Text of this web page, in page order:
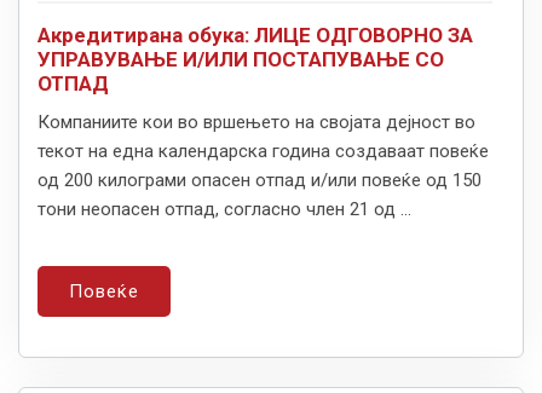
Акредитирана обука: ЛИЦЕ ОДГОВОРНО ЗА
УПРАВУВАЊЕ И/ИЛИ ПОСТАПУВАЊЕ СО
ОТПАД
Компаниите кои во вршењето на својата дејност во
текот на една календарска година создаваат повеќе
од 200 килограми опасен отпад и/или повеќе од 150
тони неопасен отпад, согласно член 21 од ...
Повеќе